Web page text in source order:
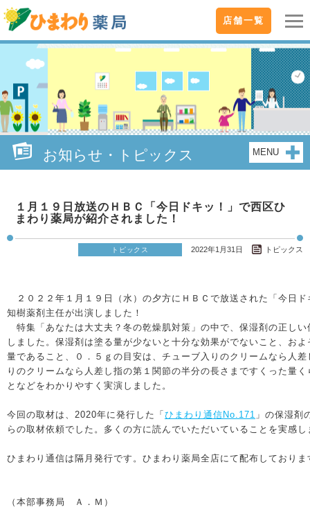
店舗一覧
お知らせ・トピックス MENU
１月１９日放送のＨＢＣ「今日ドキッ！」で西区ひ
まわり薬局が紹介されました！
トピックス 2022年1月31日 トピックス
２０２２年１月１９日（水）の夕方にＨＢＣで放送された「今日
知樹薬剤主任が出演しました！
特集「あなたは大丈夫？冬の乾燥肌対策」の中で、保湿剤の正し
しました。保湿剤は塗る量が少ないと十分な効果がでないこと、お
量であること、０．５ｇの目安は、チューブ入りのクリームなら人
りのクリームなら人差し指の第１関節の半分の長さまですくった量
となどをわかりやすく実演しました。
今回の取材は、2020年に発行した「 ひまわり通信No.171 」の保湿剤
らの取材依頼でした。多くの方に読んでいただいていることを実感し
ひまわり通信は隔月発行です。ひまわり薬局全店にて配布しており
（本部事務局 Ａ．Ｍ）